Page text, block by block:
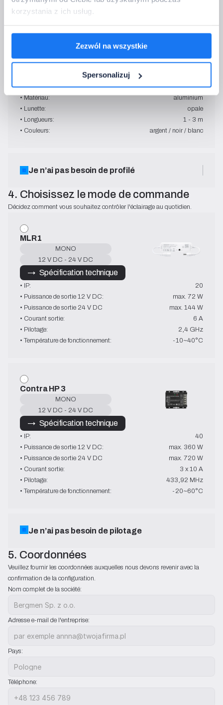
korzystania z ich usług.
Zezwól na wszystkie
Spersonalizuj
en saillie / encastré
→   Spécification technique
• Largeur int.:
8 mm
• Matériau:
aluminium
• Lunette:
opale
• Longueurs:
1 - 3 m
• Couleurs:
argent / noir / blanc
Je n’ai pas besoin de profilé
4. Choisissez le mode de commande
Décidez comment vous souhaitez contrôler l'éclairage au quotidien.
MLR1
MONO
12 V DC - 24 V DC
→   Spécification technique
• IP:
20
• Puissance de sortie 12 V DC:
max. 72 W
• Puissance de sortie 24 V DC
max. 144 W
• Courant sortie:
6 A
• Pilotage:
2,4 GHz
• Température de fonctionnement:
-10~40°C
Contra HP 3
MONO
12 V DC - 24 V DC
→   Spécification technique
• IP:
40
• Puissance de sortie 12 V DC:
max. 360 W
• Puissance de sortie 24 V DC
max. 720 W
• Courant sortie:
3 x 10 A
• Pilotage:
433,92 MHz
• Température de fonctionnement:
-20~60°C
Je n’ai pas besoin de pilotage
5. Coordonnées
Veuillez fournir les coordonnées auxquelles nous devons revenir avec la
confirmation de la configuration.
Nom complet de la société:
Adresse e-mail de l'entreprise:
Pays:
Téléphone: